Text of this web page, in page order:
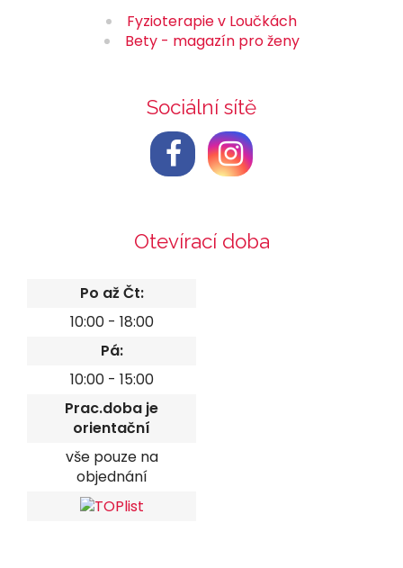
Fyzioterapie v Loučkách
Bety - magazín pro ženy
Sociální sítě
Otevírací doba
Po až Čt:
10:00 - 18:00
Pá:
10:00 - 15:00
Prac.doba je
orientační
vše pouze na
objednání